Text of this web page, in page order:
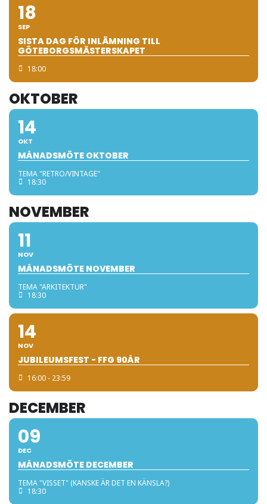
18
SEP
SISTA DAG FÖR INLÄMNING TILL
GÖTEBORGSMÄSTERSKAPET
18:00
OKTOBER
14
OKT
MÅNADSMÖTE OKTOBER
TEMA "RETRO/VINTAGE"
18:30
NOVEMBER
11
NOV
MÅNADSMÖTE NOVEMBER
TEMA "ARKITEKTUR"
18:30
14
NOV
JUBILEUMSFEST - FFG 90ÅR
16:00 - 23:59
DECEMBER
09
DEC
MÅNADSMÖTE DECEMBER
TEMA "VISSET" (KANSKE ÄR DET EN KÄNSLA?)
18:30